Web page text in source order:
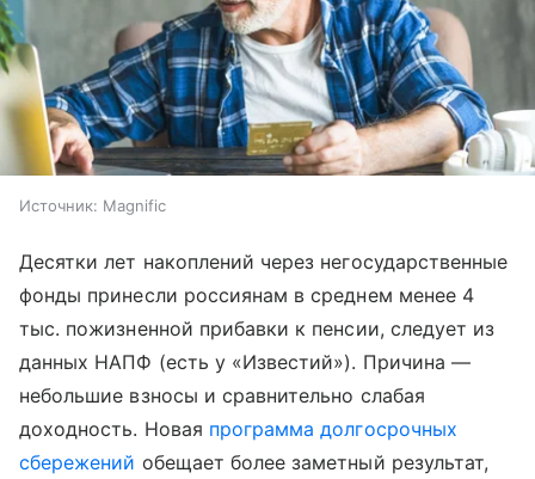
Источник: Magnific
Десятки лет накоплений через негосударственные
фонды принесли россиянам в среднем менее 4
тыс. пожизненной прибавки к пенсии, следует из
данных НАПФ (есть у «Известий»). Причина —
небольшие взносы и сравнительно слабая
доходность. Новая программа долгосрочных
сбережений обещает более заметный результат,